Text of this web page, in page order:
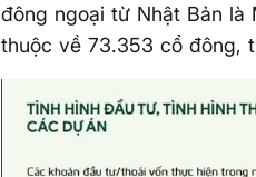
đông ngoại từ Nhật Bản là
thuộc về 73.353 cổ đông,